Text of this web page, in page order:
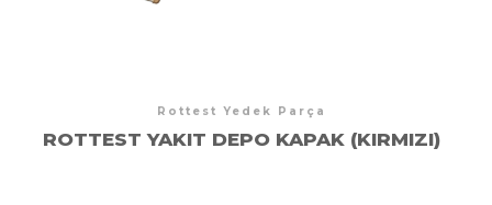
Rottest Yedek Parça
ROTTEST YAKIT DEPO KAPAK (KIRMIZI)